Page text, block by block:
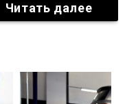
Читать далее